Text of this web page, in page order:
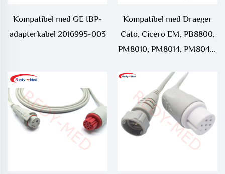
Kompatibel med GE IBP-
adapterkabel 2016995-003
Kompatibel med Draeger
Cato, Cicero EM, PB8800,
PM8010, PM8014, PM8040,
Sulla, UM3, UM3.1, Vitara
IBP-adapterkabel